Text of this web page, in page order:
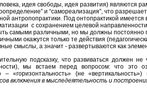
идея свободы, идея развития) являются
и “самореализация”, что
антропопрактики. Под онтопрактикой имеется
с сохранением целевой
самыми различными, но мы должны постоянно
окажутся только те действия
смыслы, а значит - развертываются как
подсказку, что развиваться должен
мы встаем перед вопросом: что это
«горизонтальность» (не
включения в мыследеятельность и